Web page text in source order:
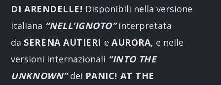
DI ARENDELLE! Disponibili nella versione
italiana “NELL’IGNOTO”interpretata
da SERENA AUTIERI e AURORA, e nelle
versioni internazionali “INTO THE
UNKNOWN”dei PANIC! AT THE